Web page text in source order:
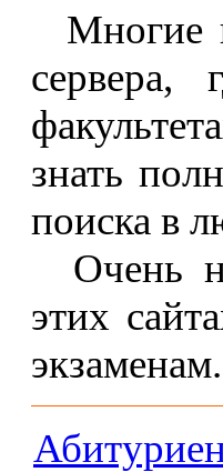
Многие
сервера,
знать
поиска в
Очень
этих